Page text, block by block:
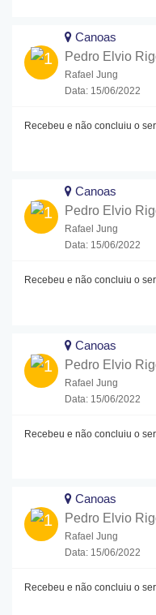
Canoas
Pedro Elvio
Rafael Jung
Data: 15/06/2022
Recebeu e não concluiu o
Canoas
Pedro Elvio
Rafael Jung
Data: 15/06/2022
Recebeu e não concluiu o
Canoas
Pedro Elvio
Rafael Jung
Data: 15/06/2022
Recebeu e não concluiu o
Canoas
Pedro Elvio
Rafael Jung
Data: 15/06/2022
Recebeu e não concluiu o